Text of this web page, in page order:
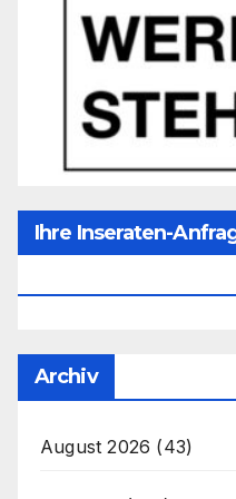
Ihre Inseraten-
Archiv
August 2026 (43)